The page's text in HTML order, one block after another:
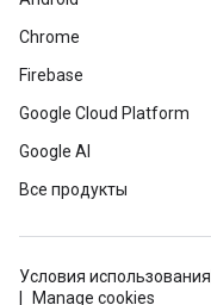
Chrome
Firebase
Google Cloud Platform
Google AI
Все продукты
Условия использования
Manage cookies